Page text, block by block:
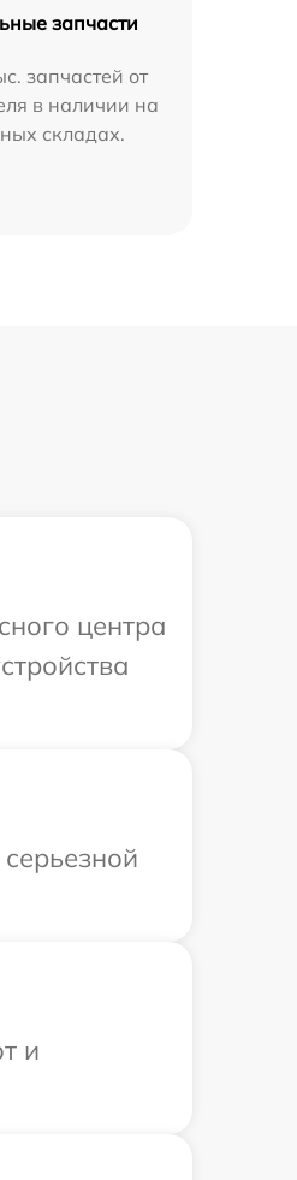
запчасти
запчастей от
в наличии на
складах.
центра
и